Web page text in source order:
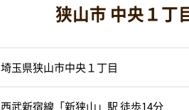
狭山市 中央１丁
埼玉県狭山市中央１丁目
西武新宿線「新狭山」駅 徒歩14分